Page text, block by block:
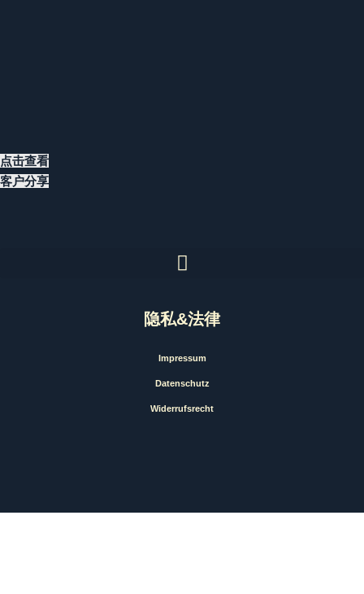
点击查看
客户分享
隐私&法律
Impressum
Datenschutz
Widerrufsrecht